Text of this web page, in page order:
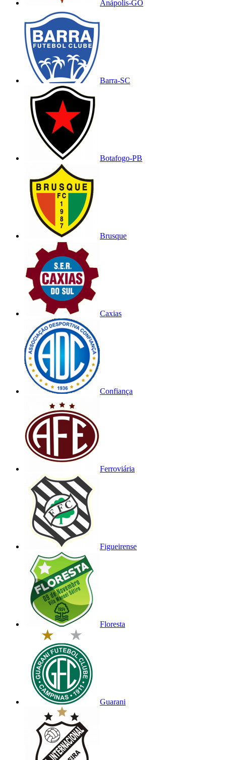
Anápolis-GO
Barra-SC
Botafogo-PB
Brusque
Caxias
Confiança
Ferroviária
Figueirense
Floresta
Guarani